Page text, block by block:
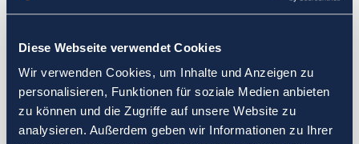
Diese Webseite verwendet Cookies
Wir verwenden Cookies, um Inhalte und Anzeigen zu
personalisieren, Funktionen für soziale Medien anbieten
zu können und die Zugriffe auf unsere Website zu
analysieren. Außerdem geben wir Informationen zu Ihrer